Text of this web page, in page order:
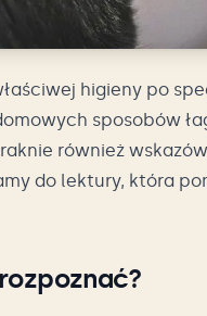
higieny po
sposobów
również
do lektury, która